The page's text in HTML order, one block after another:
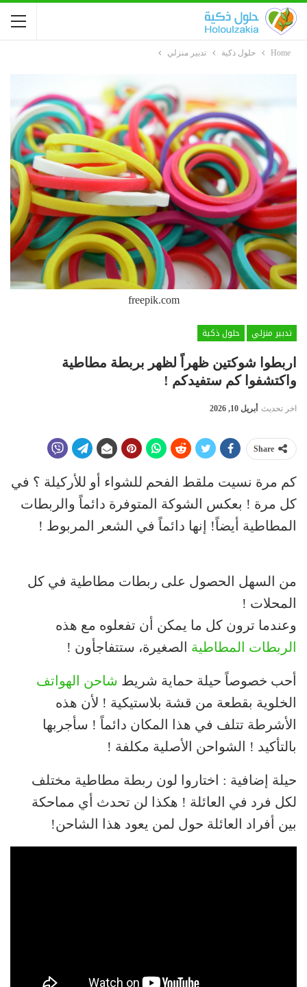
Home حلول ذكية تدبير منزلي
freepik.com
تدبير منزلي
حلول ذكية
اربطوا شوكتين ظهراً لظهر بربطة مطاطية
واكتشفوا كم ستفيدكم !
اخر تحديث أبريل 10, 2026
Share
كم مرة نسيت ملقط الفحم للشواء أو للأركيلة ؟ في
كل مرة ! بعكس الشوكة المتوفرة دائماً والربطات
المطاطية أيضاً! إنها دائماً في الشعر المربوط !
من السهل الحصول على ربطات مطاطية في كل
المحلات !
وعندما ترون كل ما يمكن أن تفعلوه مع هذه
الربطات المطاطية الصغيرة، ستتفاجأون !
أحب خصوصاً حيلة حماية شريط شاحن الهواتف
الخلوية بقطعة من قشة بلاستيكية ! لأن هذه
الأشرطة تتلف في هذا المكان دائماً ! سأجربها
بالتأكيد ! الشواحن الأصلية مكلفة !
حيلة إضافية : اختاروا لون ربطة مطاطية مختلف
لكل فرد في العائلة ! هكذا لن تحدث أي مماحكة
بين أفراد العائلة حول لمن يعود هذا الشاحن!